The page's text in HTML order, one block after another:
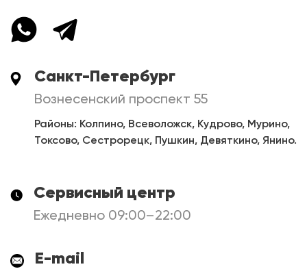
Санкт-Петербург
Вознесенский проспект 55
Районы: Колпино, Всеволожск, Кудрово, Мурино,
Токсово, Сестрорецк, Пушкин, Девяткино, Янино.
Сервисный центр
Ежедневно 09:00–22:00
E-mail